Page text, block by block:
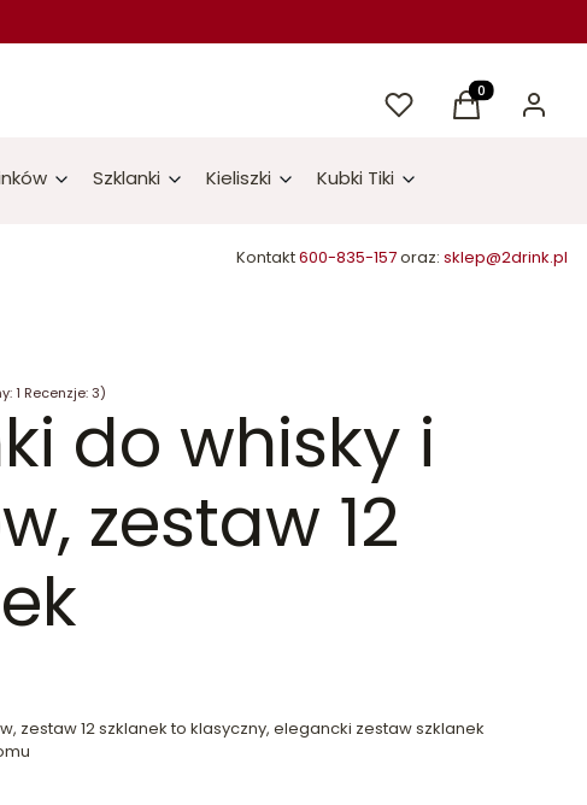
UlubioneProdukty w
Koszyk Zaloguj
Szklanki Kieliszki Kubki Tiki
Kontakt600-835-157oraz: sklep@2drink.pl
1 Recenzje: 3)
do whisky i
zestaw 12
zestaw 12 szklanek to klasyczny, elegancki zestaw szklanek